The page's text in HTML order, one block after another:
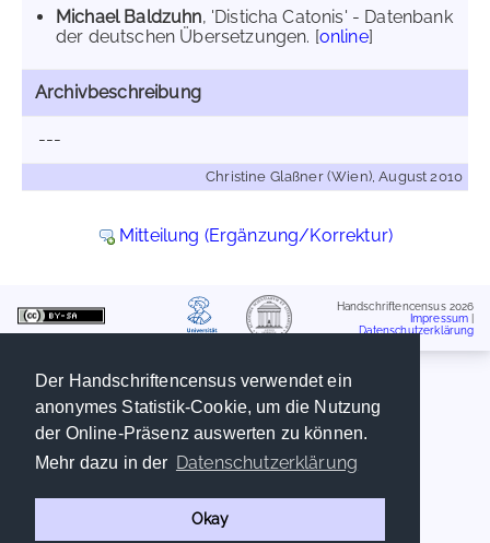
Der Handschriftencensus verwendet ein
anonymes Statistik-Cookie, um die Nutzung
der Online-Präsenz auswerten zu können.
Mehr dazu in der Datenschutzerklärung
Okay
Michael Baldzuhn, 'Disticha Catonis' - Datenbank
der deutschen Übersetzungen. [online]
Archivbeschreibung
---
Christine Glaßner (Wien), August 2010
Mitteilung (Ergänzung/Korrektur)
Handschriftencensus 2026
Impressum
Datenschutzerklärung